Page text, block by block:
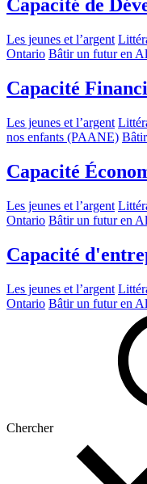
Capacité de
Les jeunes et l’argent
Ontario Bâtir un futur en
Capacité
Les jeunes et l’argent
nos enfants (PAANE)
Capacité
Les jeunes et l’argent
Ontario Bâtir un futur en
Capacité
Les jeunes et l’argent
Ontario Bâtir un futur en
Chercher